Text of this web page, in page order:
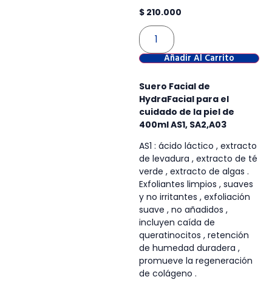
$210.000
Añadir Al Carrito
Suero Facial de
HydraFacial para el
cuidado de la piel de
400ml AS1, SA2,A03
AS1 : ácido láctico , extracto
de levadura , extracto de té
verde , extracto de algas .
Exfoliantes limpios , suaves
y no irritantes , exfoliación
suave , no añadidos ,
incluyen caída de
queratinocitos , retención
de humedad duradera ,
promueve la regeneración
de colágeno .